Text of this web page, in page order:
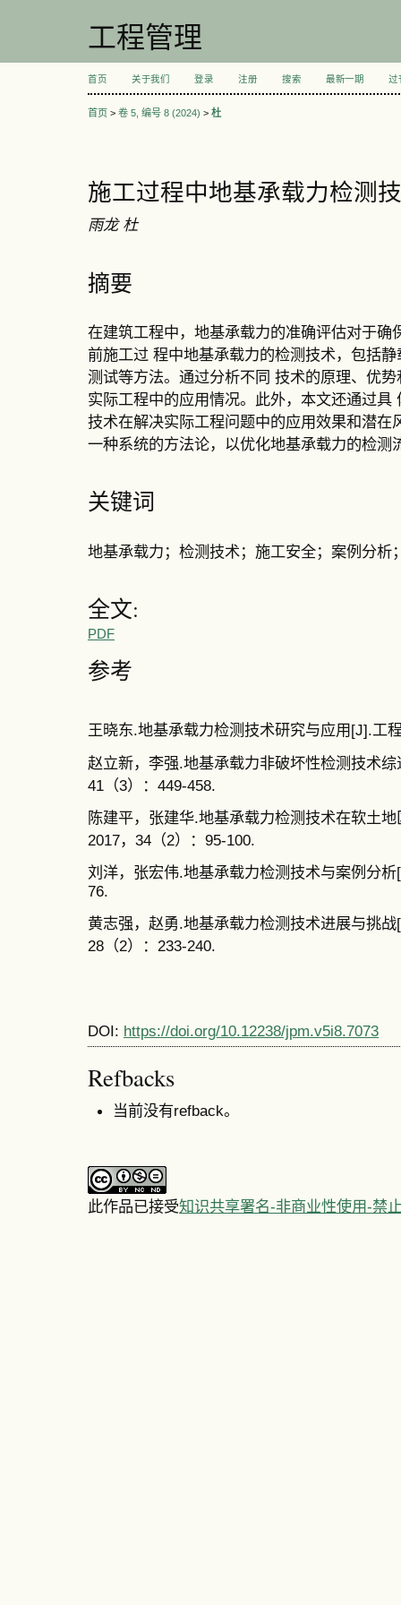
工程管理
首页 关于我们 登录 注册 搜索 最新一期 过
首页 > 卷 5, 编号 8 (2024) > 杜
施工过程中地基承载力检测
雨龙 杜
摘要
在建筑工程中，地基承载力的准确评估对于确
前施工过 程中地基承载力的检测技术，包括
测试等方法。通过分析不同 技术的原理、优
实际工程中的应用情况。此外，本文还通过
技术在解决实际工程问题中的应用效果和潜
一种系统的方法论，以优化地基承载力的检测
关键词
地基承载力；检测技术；施工安全；案例分析
全文:
PDF
参考
王晓东.地基承载力检测技术研究与应用[J].工
赵立新，李强.地基承载力非破坏性检测技术
41（3）：449-458.
陈建平，张建华.地基承载力检测技术在软土
2017，34（2）：95-100.
刘洋，张宏伟.地基承载力检测技术与案例分
76.
黄志强，赵勇.地基承载力检测技术进展与挑
28（2）：233-240.
DOI: https://doi.org/10.12238/jpm.v5i8.7073
Refbacks
当前没有refback。
此作品已接受知识共享署名-非商业性使用-禁